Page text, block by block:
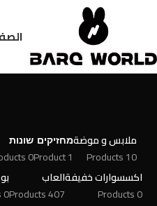
ملابس و موضة
10 Products
מחזיקים
1 Product
שונות
0 Products
اكسسوارات خفيفة
0 Products
العاب
407 Products
0 Products